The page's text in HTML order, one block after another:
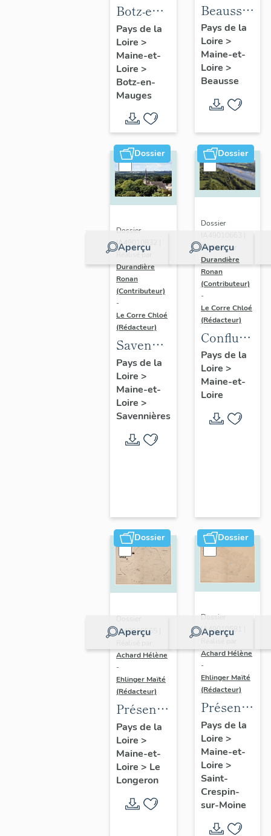
Botz-en-
Mauges :
présentation
de la
commune
Pays de la
Loire >
Maine-et-
Loire >
Botz-en-
Mauges
Beausse :
de la
commune
Pays de la
Loire >
Maine-et-
Loire >
Beausse
Dossier
Aperçu
Dossier
IA49010832 |
Réalisé par
Durandière
Ronan
(Contributeur)
-
Le Corre Chloé
(Rédacteur)
Savennières
:
présentation
de la
commune
Pays de la
Loire >
Maine-et-
Loire >
Savennières
Dossier
Aperçu
Dossier
Réalisé par
Durandière
Ronan
(Contributeur)
-
Le Corre Chloé
(Rédacteur)
Confluence
Maine-
Loire :
d'étude
Pays de la
Loire >
Maine-et-
Loire
Dossier
Aperçu
IA49010565 |
Achard Hélène
-
Ehlinger Maïté
(Rédacteur)
Présentation
du
patrimoine
industriel
de la
commune
du
Pays de la
Loire >
Maine-et-
Loire > Le
Longeron
Dossier
Aperçu
Dossier
IA49010581 |
Achard Hélène
-
Ehlinger Maïté
(Rédacteur)
du
patrimoine
industriel
de la
commune
de Saint-
Crespin-
Pays de la
Loire >
Maine-et-
Loire >
Saint-
Crespin-
sur-Moine